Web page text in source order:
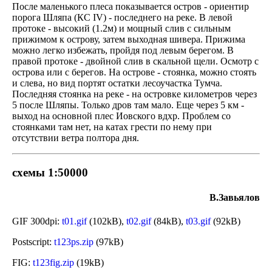
После маленького плеса показывается остров - ориентир
порога Шляпа (КС IV) - последнего на реке. В левой
протоке - высокий (1.2м) и мощный слив с сильным
прижимом к острову, затем выходная шивера. Прижима
можно легко избежать, пройдя под левым берегом. В
правой протоке - двойной слив в скальной щели. Осмотр с
острова или с берегов. На острове - стоянка, можно стоять
и слева, но вид портят остатки лесоучастка Тумча.
Последняя стоянка на реке - на островке километров через
5 после Шляпы. Только дров там мало. Еще через 5 км -
выход на основной плес Иовского вдхр. Проблем со
стоянками там нет, на катах грести по нему при
отсутствии ветра полтора дня.
схемы 1:50000
В.Завьялов
GIF 300dpi: t01.gif(102kB), t02.gif(84kB), t03.gif(92kB)
Postscript: t123ps.zip (97kB)
FIG: t123fig.zip (19kB)